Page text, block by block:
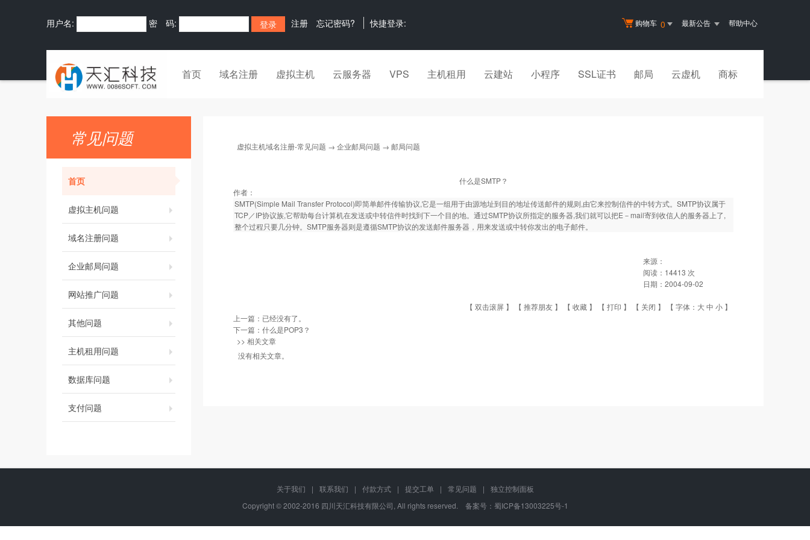
购物车 0 最新公告 帮助中心
用户名: 密 码: 注册 忘记密码? 快捷登录:
首页 域名注册 虚拟主机 云服务器 VPS 主机租用 云建站 小程序 SSL证书 邮局 云虚机 商标
常见问题
首页
虚拟主机问题
域名注册问题
企业邮局问题
网站推广问题
其他问题
主机租用问题
数据库问题
支付问题
虚拟主机域名注册-常见问题 → 企业邮局问题 → 邮局问题
什么是SMTP？
作者：
SMTP(Simple Mail Transfer Protocol)即简单邮件传输协议,它是一组用于由源地址到目的地址传送邮件的规则,由它来控制信件的中转方式。SMTP协议属于
TCP／IP协议族,它帮助每台计算机在发送或中转信件时找到下一个目的地。通过SMTP协议所指定的服务器,我们就可以把E－mail寄到收信人的服务器上了,
整个过程只要几分钟。SMTP服务器则是遵循SMTP协议的发送邮件服务器，用来发送或中转你发出的电子邮件。
来源：
阅读： 14413 次
日期： 2004-09-02
【 双击滚屏 】 【 推荐朋友 】 【 收藏 】 【 打印 】 【 关闭 】 【 字体： 大中 小 】
上一篇：已经没有了。
下一篇： 什么是POP3？
>> 相关文章
没有相关文章。
关于我们 | 联系我们 | 付款方式 | 提交工单 | 常见问题 |
独立控制面板
Copyright © 2002-2016 四川天汇科技有限公司, All rights reserved. 备案号： 蜀ICP备13003225号-1